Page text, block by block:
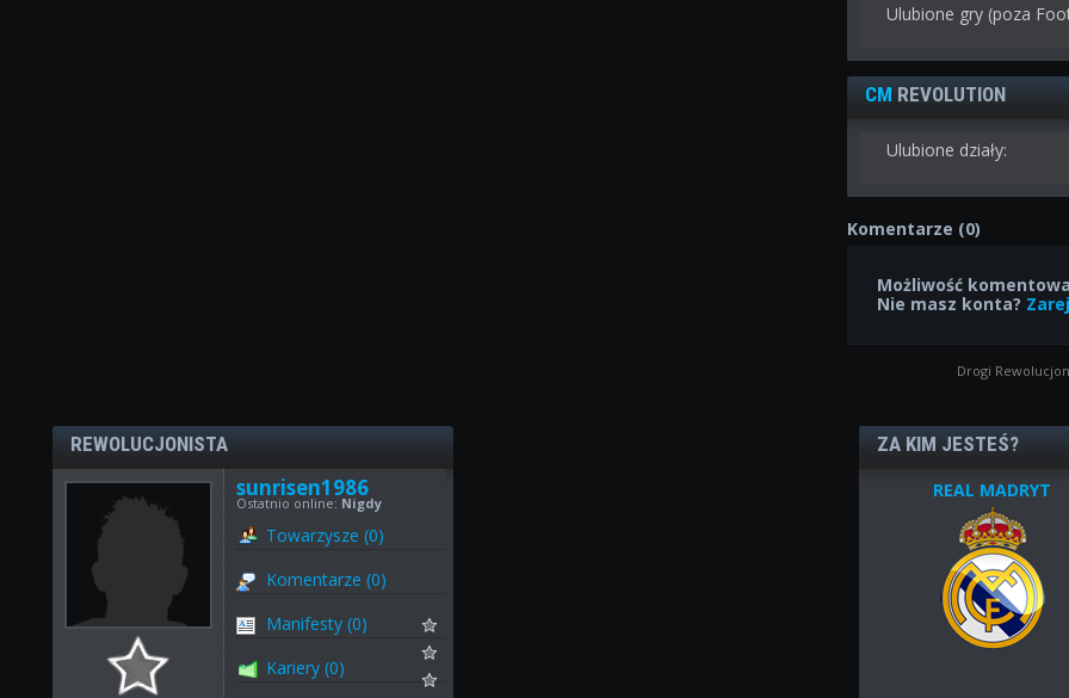
Ulubione gry (poza
CM REVOLUTION
Ulubione działy:
Komentarze (0)
Możliwość
Nie masz konta?
Drogi
REWOLUCJONISTA
sunrisen1986
Ostatnio online: Nigdy
Towarzysze (0)
Komentarze (0)
Manifesty (0)
Kariery (0)
ZA KIM JESTEŚ?
REAL MADRYT